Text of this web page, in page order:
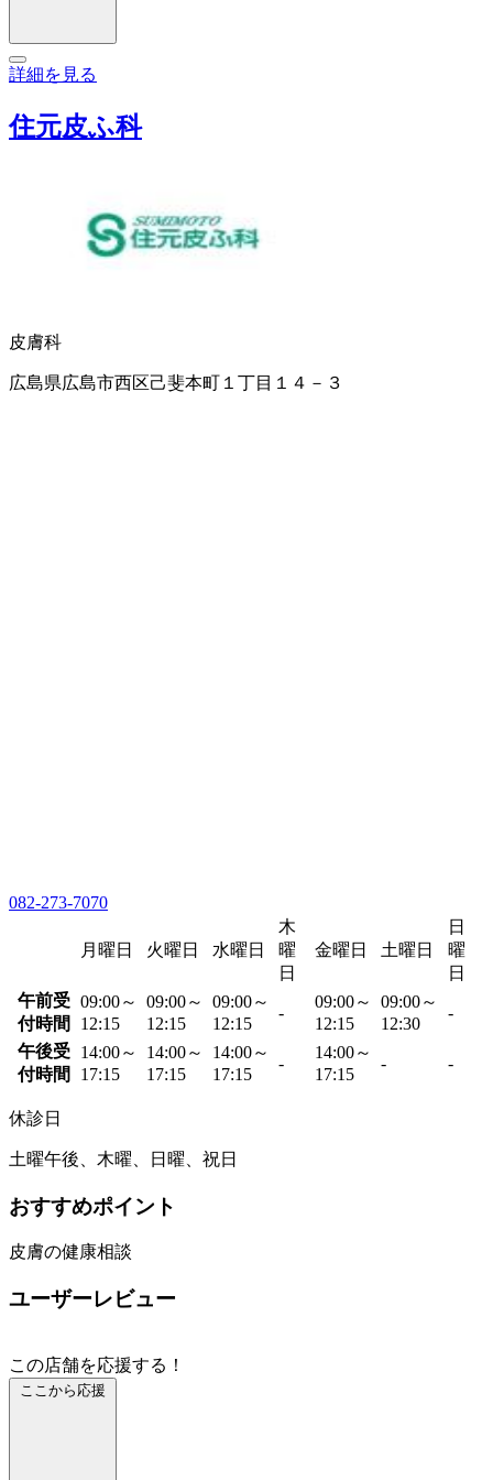
詳細を見る
住元皮ふ科
皮膚科
広島県広島市西区己斐本町１丁目１４－３
082-273-7070
月曜日 火曜日 水曜日
木
曜
日
金曜日 土曜日
日
曜
日
午前受
付時間
09:00～
12:15
09:00～
12:15
09:00～
12:15
-
09:00～
12:15
09:00～
12:30
-
午後受
付時間
14:00～
17:15
14:00～
17:15
14:00～
17:15
-
14:00～
17:15
- -
休診日
土曜午後、木曜、日曜、祝日
おすすめポイント
皮膚の健康相談
ユーザーレビュー
この店舗を応援する！
ここから応援